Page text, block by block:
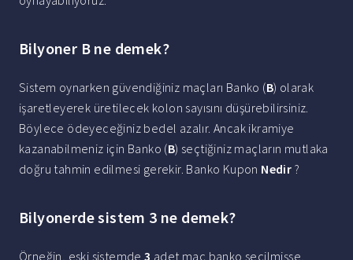
Bilyoner B ne demek?
Sistem oynarken güvendiğiniz maçları Banko (B) olarak
işaretleyerek üretilecek kolon sayısını düşürebilirsiniz.
Böylece ödeyeceğiniz bedel azalır. Ancak ikramiye
kazanabilmeniz için Banko (B) seçtiğiniz maçların mutlaka
doğru tahmin edilmesi gerekir. Banko Kupon Nedir ?
Bilyonerde sistem 3 ne demek?
Örneğin, eski sistemde3 adet maç banko seçilmişse,